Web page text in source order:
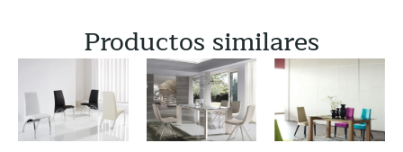
Productos similares